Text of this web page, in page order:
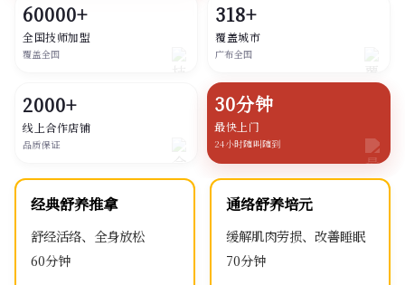
60000+
全国技师加盟
覆盖全国
318+
覆盖城市
广布全国
2000+
线上合作店铺
品质保证
30分钟
最快上门
24小时随叫随到
经典舒养推拿
舒经活络、全身放松
60分钟
通络舒养培元
缓解肌肉劳损、改善睡眠
70分钟